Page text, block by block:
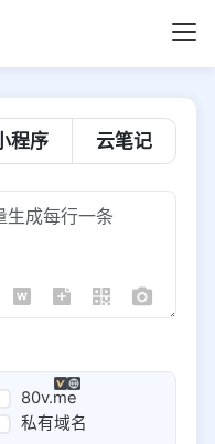
程序 云笔记
80v.me
私有域名